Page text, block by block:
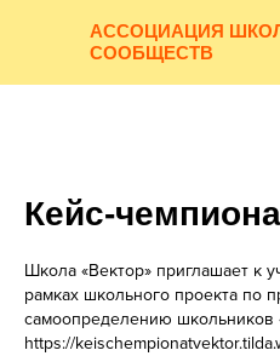
АССОЦИАЦИЯ
СООБЩЕСТВ
Кейс-
Школа «Вектор» приглашает к
рамках школьного проекта по
самоопределению школьников
https://